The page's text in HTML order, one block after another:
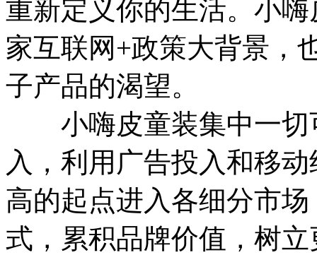
重新定义你的生活。小
家互联网+政策大背景，
子产品的渴望。
小嗨皮童装集中一切
入，利用广告投入和移
高的起点进入各细分市
式，累积品牌价值，树